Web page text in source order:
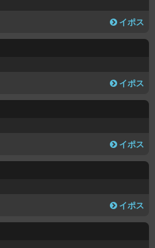
イポス
イポス
イポス
イポス